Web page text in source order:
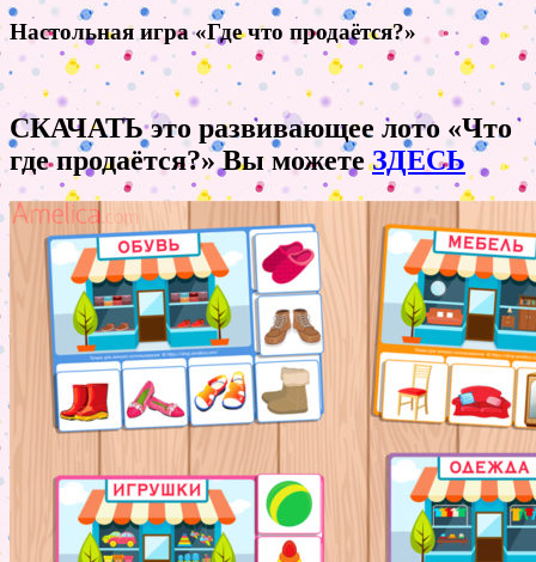
Настольная игра «Где что продаётся?»
СКАЧАТЬ это развивающее лото «Что
где продаётся?» Вы можетеЗДЕСЬ